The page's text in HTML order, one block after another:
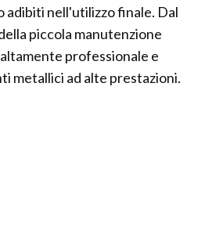
adibiti nell'utilizzo finale. Dal
piccola manutenzione
professionale e
metallici ad alte prestazioni.